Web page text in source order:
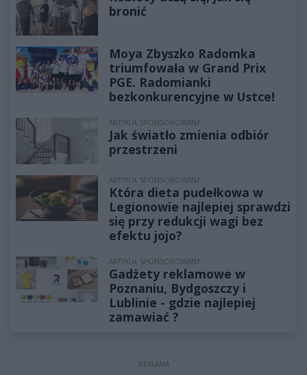
bronić
Moya Zbyszko Radomka
triumfowała w Grand Prix
PGE. Radomianki
bezkonkurencyjne w Ustce!
ARTYKUŁ SPONSOROWANY
Jak światło zmienia odbiór
przestrzeni
ARTYKUŁ SPONSOROWANY
Która dieta pudełkowa w
Legionowie najlepiej sprawdzi
się przy redukcji wagi bez
efektu jojo?
ARTYKUŁ SPONSOROWANY
Gadżety reklamowe w
Poznaniu, Bydgoszczy i
Lublinie - gdzie najlepiej
zamawiać ?
REKLAMA